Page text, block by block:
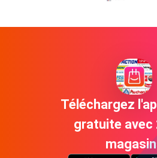
Téléchargez
gratuite avec